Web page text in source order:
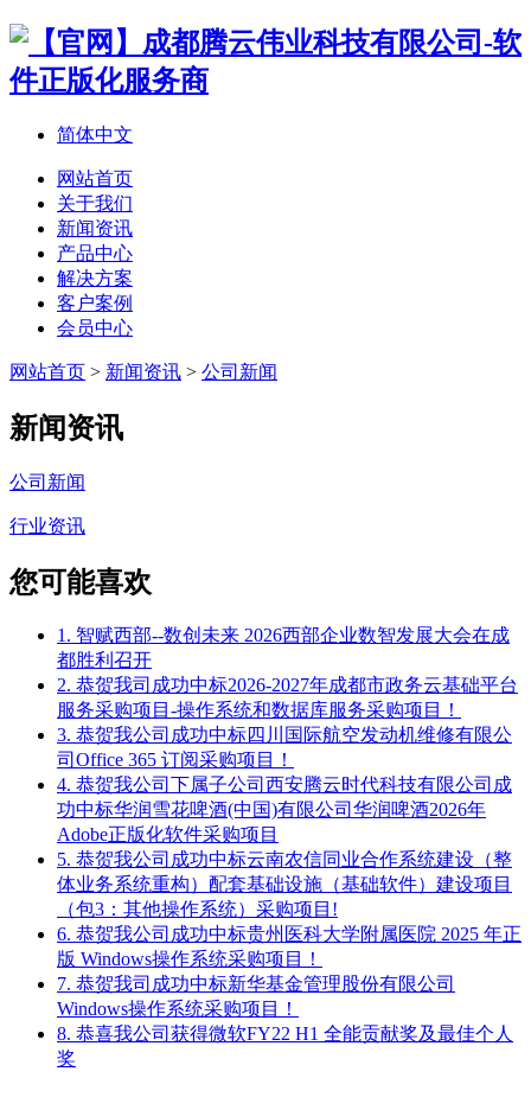
简体中文
网站首页
关于我们
新闻资讯
产品中心
解决方案
客户案例
会员中心
网站首页 > 新闻资讯 > 公司新闻
新闻资讯
公司新闻
行业资讯
您可能喜欢
1. 智赋西部--数创未来 2026西部企业数智发展大会在成
都胜利召开
2. 恭贺我司成功中标2026-2027年成都市政务云基础平台
服务采购项目-操作系统和数据库服务采购项目！
3. 恭贺我公司成功中标四川国际航空发动机维修有限公
司Office 365 订阅采购项目！
4. 恭贺我公司下属子公司西安腾云时代科技有限公司成
功中标华润雪花啤酒(中国)有限公司华润啤酒2026年
Adobe正版化软件采购项目
5. 恭贺我公司成功中标云南农信同业合作系统建设（整
体业务系统重构）配套基础设施（基础软件）建设项目
（包3：其他操作系统）采购项目!
6. 恭贺我公司成功中标贵州医科大学附属医院 2025 年正
版 Windows操作系统采购项目！
7. 恭贺我司成功中标新华基金管理股份有限公司
Windows操作系统采购项目！
8. 恭喜我公司获得微软FY22 H1 全能贡献奖及最佳个人
奖